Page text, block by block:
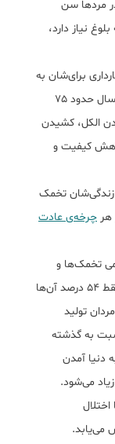
مردها سن
نیاز دارد،
برای‌شان به
وقوع می‌پیوندد، اما احتمال باردار شدنشان در سال حدود 75
الکل، کشیدن
کیفیت و
تخمک
چرخه‌ی عادت
تخمک‌ها و
در زنان افزایش می‌یابد و فقط 54 درصد آن‌ها
تولید
به گذشته
دنیا آمدن
می‌شود.
می‌‌یابد.